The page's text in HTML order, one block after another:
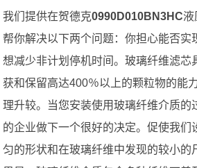
我们提供在贺德克0990D010BN3HC液
帮你解决以下两个问题：你担心能否实
想减少非计划停机时间。玻璃纤维滤芯
获和保留高达400％以上的颗粒物的能
理升较。当您安装使用玻璃纤维介质的
的企业做下一个很好的决定。促使我们
匀的形状和在玻璃纤维中发现的较小的